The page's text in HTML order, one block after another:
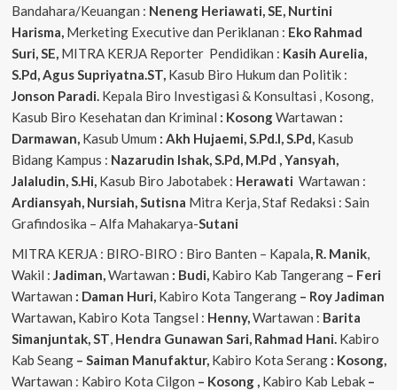
Bandahara/Keuangan : Neneng Heriawati, SE, Nurtini
Harisma, Merketing Executive dan Periklanan : Eko Rahmad
Suri, SE, MITRA KERJA Reporter Pendidikan : Kasih Aurelia,
S.Pd, AgusSupriyatna.ST, Kasub Biro Hukum dan Politik :
Jonson Paradi. Kepala Biro Investigasi & Konsultasi , Kosong,
Kasub Biro Kesehatan dan Kriminal : KosongWartawan :
Darmawan, Kasub Umum : Akh Hujaemi, S.Pd.I, S.Pd, Kasub
Bidang Kampus : Nazarudin Ishak, S.Pd, M.Pd , Yansyah,
Jalaludin, S.Hi, Kasub Biro Jabotabek : Herawati Wartawan :
Ardiansyah, Nursiah, Sutisna Mitra Kerja, Staf Redaksi : Sain
Grafindosika – Alfa Mahakarya-Sutani
MITRA KERJA : BIRO-BIRO : Biro Banten – Kapala, R. Manik,
Wakil : Jadiman,Wartawan : Budi, Kabiro Kab Tangerang– Feri
Wartawan : Daman Huri, Kabiro Kota Tangerang– Roy Jadiman
Wartawan, Kabiro Kota Tangsel : Henny,Wartawan : Barita
Simanjuntak, ST, Hendra Gunawan Sari, Rahmad Hani. Kabiro
Kab Seang– Saiman Manufaktur, Kabiro Kota Serang : Kosong,
Wartawan : Kabiro Kota Cilgon – Kosong , Kabiro Kab Lebak–